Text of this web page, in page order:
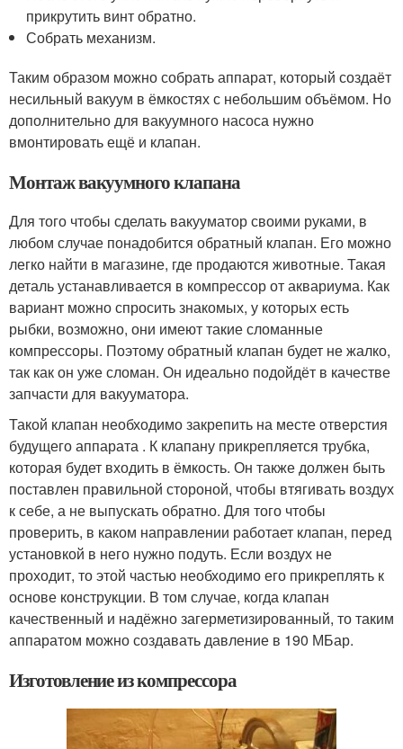
прикрутить винт обратно.
Собрать механизм.
Таким образом можно собрать аппарат, который создаёт
несильный вакуум в ёмкостях с небольшим объёмом. Но
дополнительно для вакуумного насоса нужно
вмонтировать ещё и клапан.
Монтаж вакуумного клапана
Для того чтобы сделать вакууматор своими руками, в
любом случае понадобится обратный клапан. Его можно
легко найти в магазине, где продаются животные. Такая
деталь устанавливается в компрессор от аквариума. Как
вариант можно спросить знакомых, у которых есть
рыбки, возможно, они имеют такие сломанные
компрессоры. Поэтому обратный клапан будет не жалко,
так как он уже сломан. Он идеально подойдёт в качестве
запчасти для вакууматора.
Такой клапан необходимо закрепить на месте отверстия
будущего аппарата . К клапану прикрепляется трубка,
которая будет входить в ёмкость. Он также должен быть
поставлен правильной стороной, чтобы втягивать воздух
к себе, а не выпускать обратно. Для того чтобы
проверить, в каком направлении работает клапан, перед
установкой в него нужно подуть. Если воздух не
проходит, то этой частью необходимо его прикреплять к
основе конструкции. В том случае, когда клапан
качественный и надёжно загерметизированный, то таким
аппаратом можно создавать давление в 190 МБар.
Изготовление из компрессора